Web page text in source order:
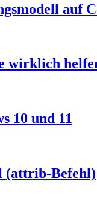
auf
wirklich
10 und 11
(attrib-Befehl)